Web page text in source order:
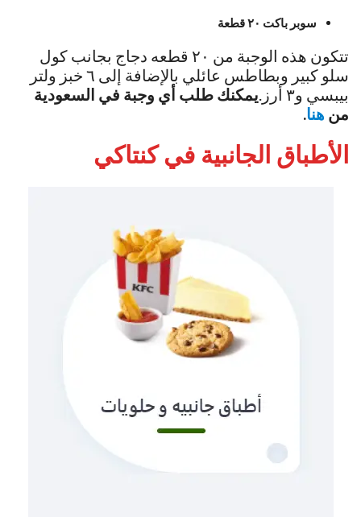
سوبر باكت ٢٠ قطعة
تتكون هذه الوجبة من ٢٠ قطعه دجاج بجانب كول
سلو كبير وبطاطس عائلي بالإضافة إلى ٦ خبز ولتر
بيبسي و٣ أرز.
يمكنك طلب أي وجبة في السعودية
من هنا.
الأطباق الجانبية في كنتاكي